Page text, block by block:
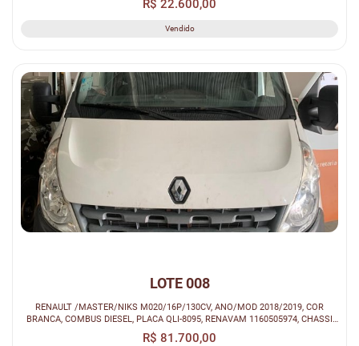
R$ 22.600,00
Vendido
LOTE 008
RENAULT /MASTER/NIKS M020/16P/130CV, ANO/MOD 2018/2019, COR
BRANCA, COMBUS DIESEL, PLACA QLI-8095, RENAVAM 1160505974, CHASSI
93YMAF4XEKJ415...
R$ 81.700,00